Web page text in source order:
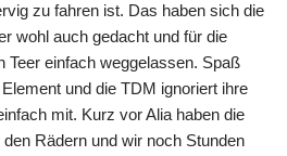
zu fahren ist. Das haben sich die
wohl auch gedacht und für die
Teer einfach weggelassen. Spaß
und die TDM ignoriert ihre
mit. Kurz vor Alia haben die
Rädern und wir noch Stunden